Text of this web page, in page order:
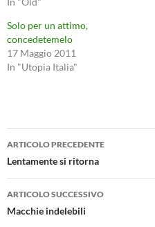
Solo per un attimo,
concedetemelo
17 Maggio 2011
In "Utopia Italia"
Navigazione
articolo
ARTICOLO PRECEDENTE
Lentamente si ritorna
ARTICOLO SUCCESSIVO
Macchie indelebili